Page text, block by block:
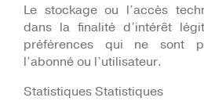
Le stockage ou l’accès
dans la finalité d’intérêt
préférences qui ne sont
l’abonné ou l’utilisateur.
Statistiques Statistiques